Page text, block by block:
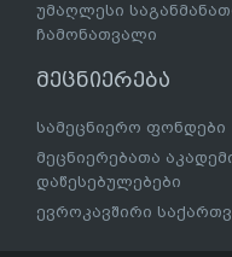
უმაღლესი
ჩამონათვალი
მეცნიერება
სამეცნიერო ფონდები
მეცნიერებათა
დაწესებულებები
ევროკავშირი